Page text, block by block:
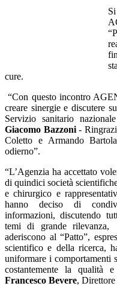
cure.
“Con questo incontro
creare sinergie e discutere
Servizio sanitario
Giacomo Bazzoni-
Coletto e Armando
odierno”.
“L’Agenzia ha accettato
di quindici società
e chirurgico e
hanno deciso di
informazioni, discutendo
temi di grande
aderiscono al “Patto”,
scientifico e della ricerca,
uniformare i comportamenti
costantemente la qualità
Francesco Bevere,